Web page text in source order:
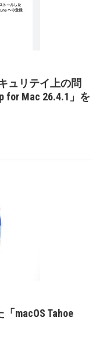
ュリテイ上の問
for Mac 26.4.1」を
macOS Tahoe